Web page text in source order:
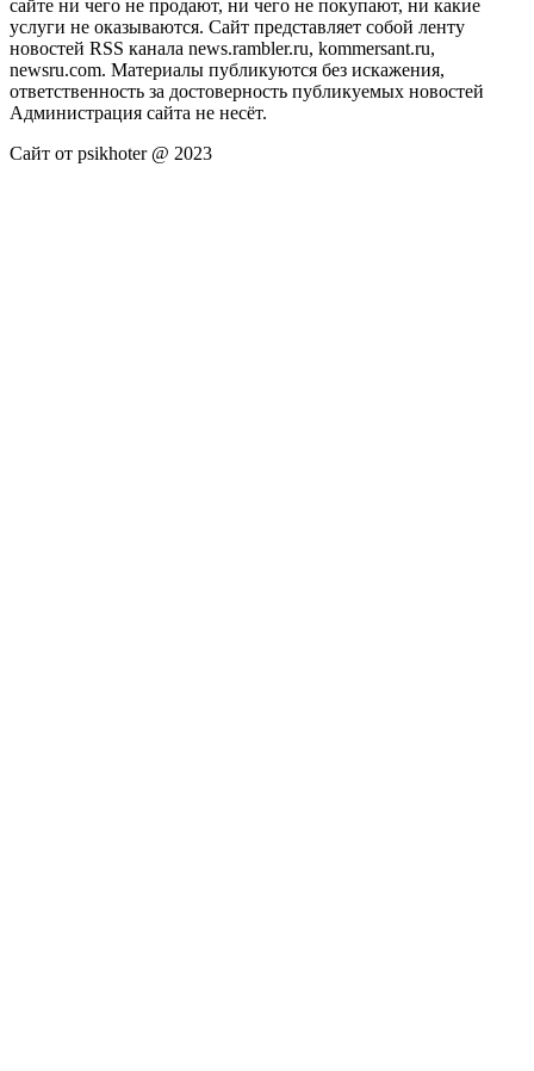
сайте ни чего не продают, ни чего не покупают, ни какие
услуги не оказываются. Сайт представляет собой ленту
новостей RSS канала news.rambler.ru, kommersant.ru,
newsru.com. Материалы публикуются без искажения,
ответственность за достоверность публикуемых новостей
Администрация сайта не несёт.
Сайт от psikhoter @ 2023